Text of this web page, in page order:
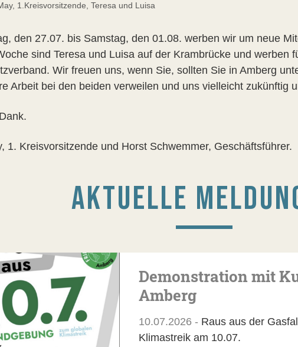
1.Kreisvorsitzende, Teresa und Luisa
den 27.07. bis Samstag, den 01.08. werben wir um neue
sind Teresa und Luisa auf der Krambrücke und werben
Wir freuen uns, wenn Sie, sollten Sie in Amberg
Arbeit bei den beiden verweilen und uns vielleicht zukünftig
1. Kreisvorsitzende und Horst Schwemmer, Geschäftsführer.
AKTUELLE
Demonstration mit
Amberg
10.07.2026 - Raus aus der
Klimastreik am 10.07.